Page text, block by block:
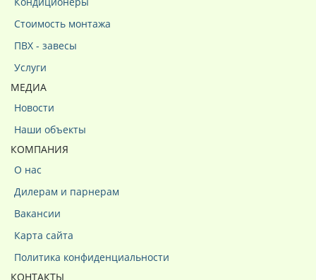
Стоимость монтажа
ПВХ - завесы
Услуги
МЕДИА
Новости
Наши объекты
КОМПАНИЯ
О нас
Дилерам и парнерам
Вакансии
Карта сайта
Политика конфиденциальности
КОНТАКТЫ